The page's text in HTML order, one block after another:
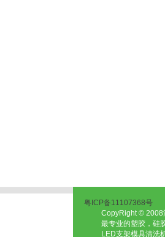
粤ICP备11107368号
CopyRight © 2008
最专业的塑胶，硅
LED支架模具清洗